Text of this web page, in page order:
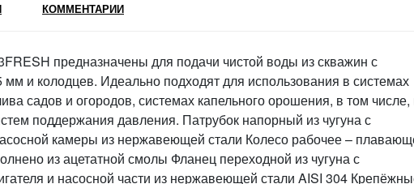
КОММЕНТАРИИ
предназначены для подачи чистой воды из скважин с
и колодцев. Идеально подходят для использования в системах
садов и огородов, системах капельного орошения, в том числе,
поддержания давления. Патрубок напорный из чугуна с
камеры из нержавеющей стали Колесо рабочее –
из ацетатной смолы Фланец переходной из чугуна с
и насосной части из нержавеющей стали AISI 304